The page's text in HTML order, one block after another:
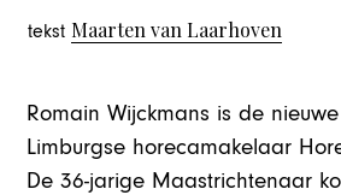
tekst Maarten van Laarhoven
Romain Wijckmans is de
Limburgse horecamakelaar
De 36-jarige Maastrichtenaar